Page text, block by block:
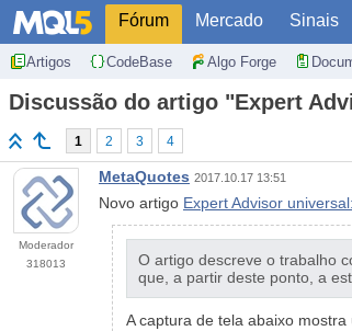
Fórum Mercado Sinais
Artigos CodeBase Algo Forge
Discussão do artigo "Expert
1 2 3 4
Moderador
318013
MetaQuotes 2017.10.17 13:51
Novo artigo Expert Advisor
O artigo descreve o trabalho
que, a partir deste ponto, a
A captura de tela abaixo